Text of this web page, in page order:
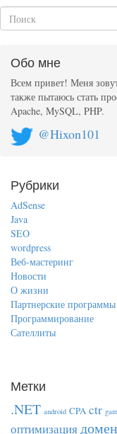
Обо мне
Всем привет! Меня
также пытаюсь стать
Apache, MySQL, PHP.
@Hixon101
Рубрики
AdSense
Java
SEO
wordpress
Веб-мастеринг
Новости
О жизни
Партнерские программы
Программирование
Сателлиты
Метки
.NET android CPA ctr
оптимизация